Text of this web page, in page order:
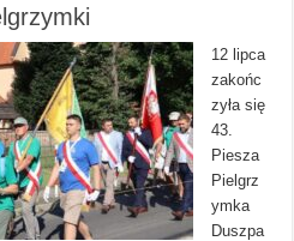
12 lipca
zakońc
zyła się
43.
Piesza
Pielgrz
ymka
Duszpa